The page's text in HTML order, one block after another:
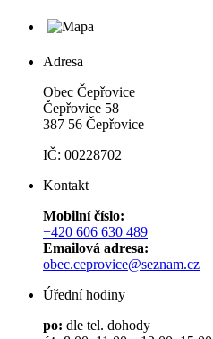
Adresa
Obec Čepřovice
Čepřovice 58
387 56 Čepřovice
IČ: 00228702
Kontakt
Mobilní číslo:
+420 606 630 489
Emailová adresa:
obec.ceprovice@seznam.cz
Úřední hodiny
po: dle tel. dohody